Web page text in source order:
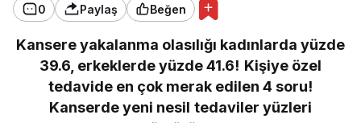
0 Paylaş Beğen
Kansere yakalanma olasılığı kadınlarda yüzde
39.6, erkeklerde yüzde 41.6! Kişiye özel
tedavide en çok merak edilen 4 soru!
Kanserde yeni nesil tedaviler yüzleri